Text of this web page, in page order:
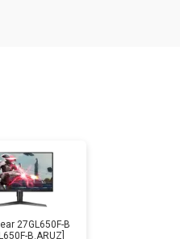
27GL650F-B
B.ARUZ]